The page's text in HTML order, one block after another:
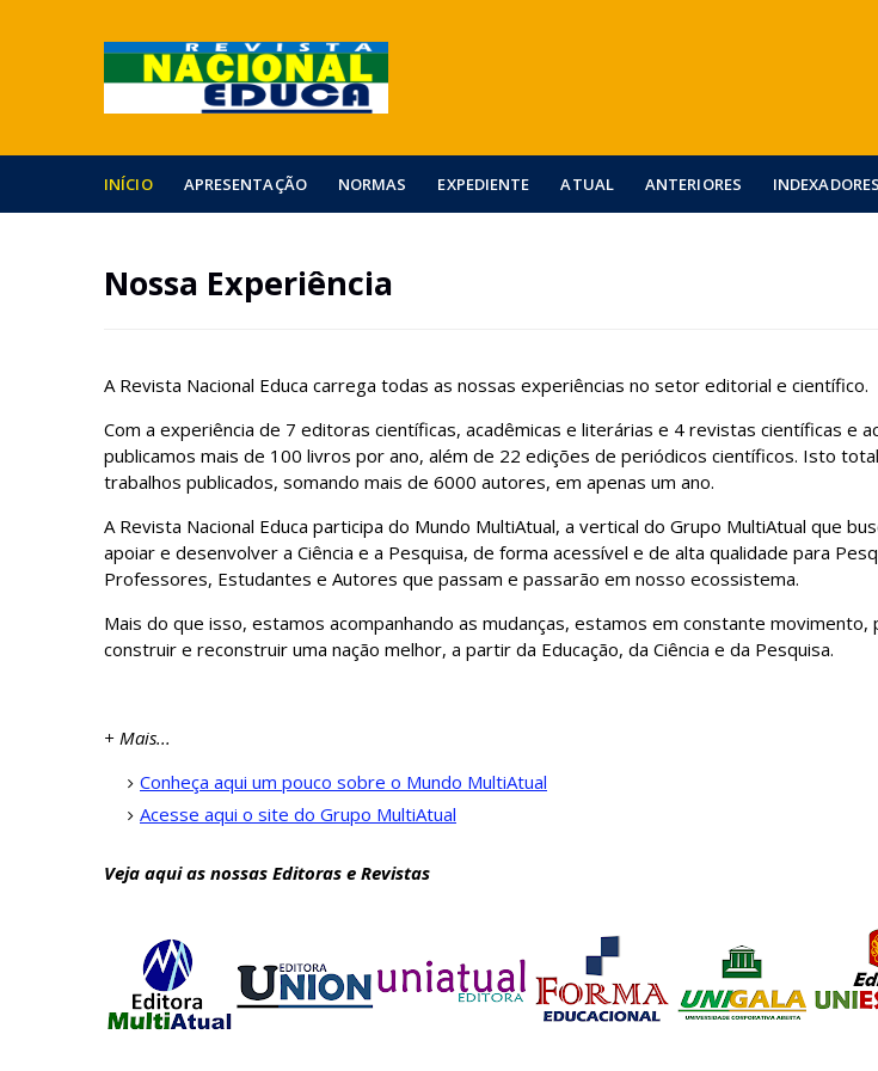
INÍCIO APRESENTAÇÃO NORMAS EXPEDIENTE ATUAL ANTERIORES INDEXADORES
Nossa Experiência
A Revista Nacional Educa carrega todas as nossas experiências no setor editorial e científico.
Com a experiência de 7 editoras científicas, acadêmicas e literárias e 4 revistas científicas e
publicamos mais de 100 livros por ano, além de 22 edições de periódicos científicos. Isto
trabalhos publicados, somando mais de 6000 autores, em apenas um ano.
A Revista Nacional Educa participa do Mundo MultiAtual, a vertical do Grupo MultiAtual que
apoiar e desenvolver a Ciência e a Pesquisa, de forma acessível e de alta qualidade para
Professores, Estudantes e Autores que passam e passarão em nosso ecossistema.
Mais do que isso, estamos acompanhando as mudanças, estamos em constante movimento,
construir e reconstruir uma nação melhor, a partir da Educação, da Ciência e da Pesquisa.
+ Mais...
Conheça aqui um pouco sobre o Mundo MultiAtual
Acesse aqui o site do Grupo MultiAtual
Veja aqui as nossas Editoras e Revistas